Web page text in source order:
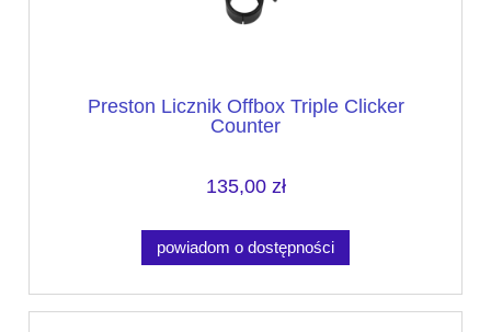
Preston Licznik Offbox Triple Clicker
Counter
135,00 zł
powiadom o dostępności